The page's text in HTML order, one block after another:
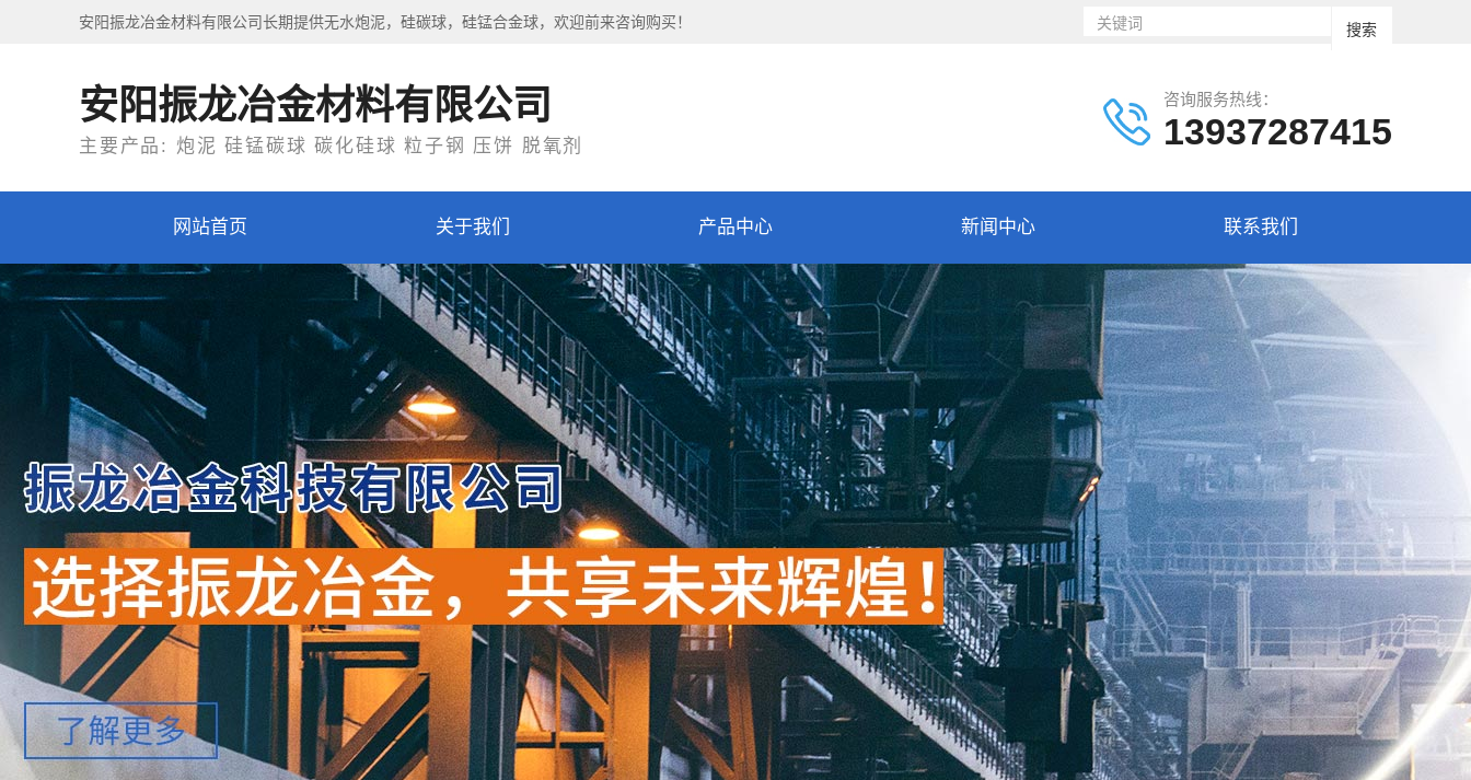
安阳振龙冶金材料有限公司长期提供无水炮泥，硅碳球，硅锰合金球，欢迎前来咨询购买！
咨询服务热线：
13937287415
安阳振龙冶金材料有限公司
主要产品: 炮泥 硅锰碳球 碳化硅球 粒子钢 压饼 脱氧剂
网站首页 关于我们 产品中心 新闻中心 联系我们